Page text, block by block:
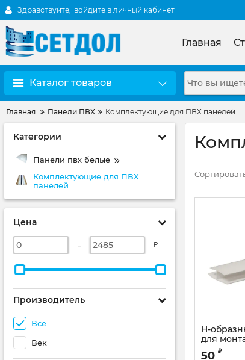
Здравствуйте, войдите в личный кабинет
Главная
Каталог товаров
Главная Панели ПВХ Комплектующие для ПВХ панелей
Категории
Панели пвх белые
Комплектующие для ПВХ
панелей
Цена
- ₽
Производитель
Все
Век
H-
для
50 ₽